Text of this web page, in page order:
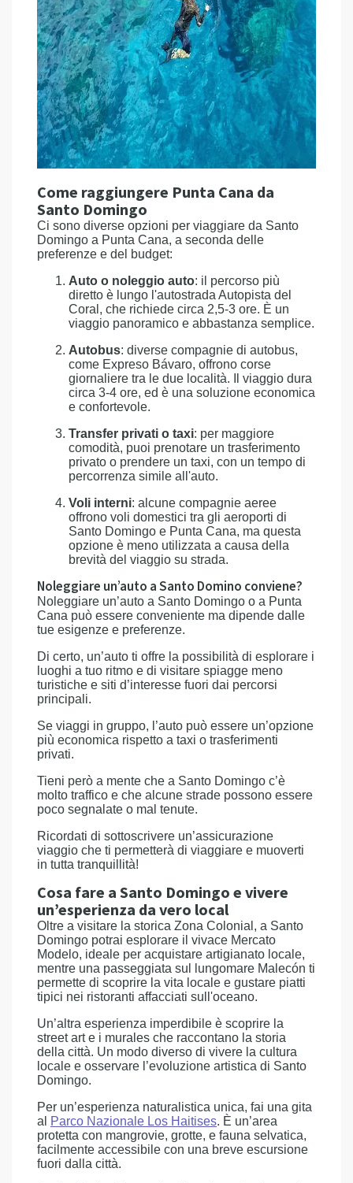
Come raggiungere Punta Cana da
Santo Domingo
Ci sono diverse opzioni per viaggiare da Santo
Domingo a Punta Cana, a seconda delle
preferenze e del budget:
Auto o noleggio auto: il percorso più
diretto è lungo l'autostrada Autopista del
Coral, che richiede circa 2,5-3 ore. È un
viaggio panoramico e abbastanza semplice.
Autobus: diverse compagnie di autobus,
come Expreso Bávaro, offrono corse
giornaliere tra le due località. Il viaggio dura
circa 3-4 ore, ed è una soluzione economica
e confortevole.
Transfer privati o taxi: per maggiore
comodità, puoi prenotare un trasferimento
privato o prendere un taxi, con un tempo di
percorrenza simile all'auto.
Voli interni: alcune compagnie aeree
offrono voli domestici tra gli aeroporti di
Santo Domingo e Punta Cana, ma questa
opzione è meno utilizzata a causa della
brevità del viaggio su strada.
Noleggiare un’auto a Santo Domino conviene?
Noleggiare un’auto a Santo Domingo o a Punta
Cana può essere conveniente ma dipende dalle
tue esigenze e preferenze.
Di certo, un’auto ti offre la possibilità di esplorare i
luoghi a tuo ritmo e di visitare spiagge meno
turistiche e siti d’interesse fuori dai percorsi
principali.
Se viaggi in gruppo, l’auto può essere un’opzione
più economica rispetto a taxi o trasferimenti
privati.
Tieni però a mente che a Santo Domingo c’è
molto traffico e che alcune strade possono essere
poco segnalate o mal tenute.
Ricordati di sottoscrivere un’assicurazione
viaggio che ti permetterà di viaggiare e muoverti
in tutta tranquillità!
Cosa fare a Santo Domingo e vivere
un’esperienza da vero local
Oltre a visitare la storica Zona Colonial, a Santo
Domingo potrai esplorare il vivace Mercato
Modelo, ideale per acquistare artigianato locale,
mentre una passeggiata sul lungomare Malecón ti
permette di scoprire la vita locale e gustare piatti
tipici nei ristoranti affacciati sull'oceano.
Un’altra esperienza imperdibile è scoprire la
street art e i murales che raccontano la storia
della città. Un modo diverso di vivere la cultura
locale e osservare l’evoluzione artistica di Santo
Domingo.
Per un’esperienza naturalistica unica, fai una gita
al
Parco Nazionale Los Haitises. È un’area
protetta con mangrovie, grotte, e fauna selvatica,
facilmente accessibile con una breve escursione
fuori dalla città.